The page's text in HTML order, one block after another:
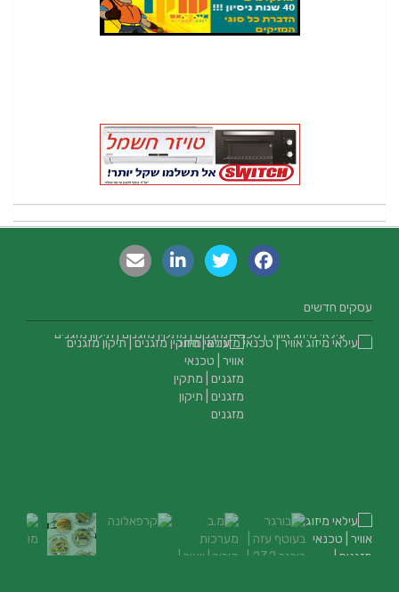
עסקים חדשים
עילאי מיזוג אוויר | טכנאי מזגנים | מתקין מזגנים | תיקון מזגנים